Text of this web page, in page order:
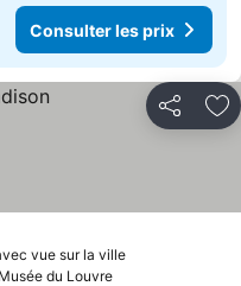
Consulter les prix
Partager
vue sur la ville
du Louvre